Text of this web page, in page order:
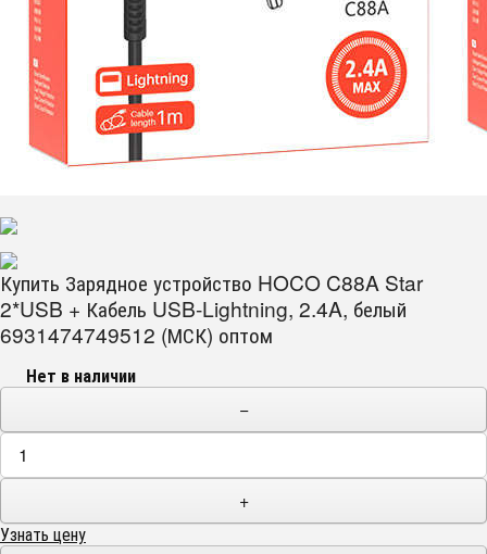
Купить Зарядное устройство HOCO C88A Star
2*USB + Кабель USB-Lightning, 2.4A, белый
6931474749512 (МСК) оптом
Нет в наличии
−
+
Узнать цену